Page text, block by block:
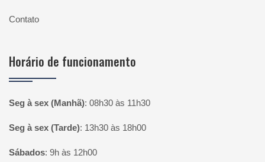
Contato
Horário de funcionamento
Seg à sex (Manhã): 08h30 às 11h30
Seg à sex (Tarde): 13h30 às 18h00
Sábados: 9h às 12h00